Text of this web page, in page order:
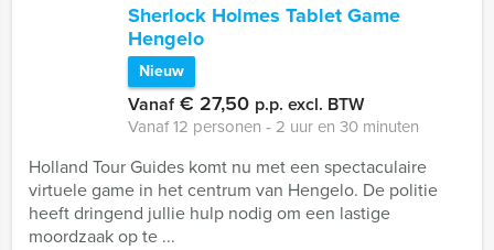
Sherlock Holmes Tablet Game
Hengelo
Nieuw
Vanaf€ 27,50 p.p. excl. BTW
Vanaf 12 personen ‐ 2 uur en 30 minuten
Holland Tour Guides komt nu met een spectaculaire
virtuele game in het centrum van Hengelo. De politie
heeft dringend jullie hulp nodig om een lastige
moordzaak op te ...